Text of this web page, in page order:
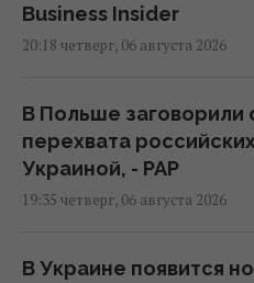
Business Insider
20:18 четверг, 06 августа 2026
В Польше заговорили
перехвата
Украиной, - PAP
19:35 четверг, 06 августа 2026
В Украине появится